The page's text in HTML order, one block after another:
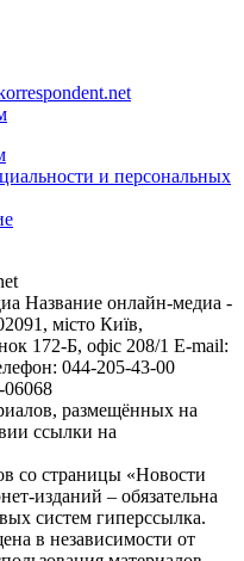
и персональных
Название онлайн-медиа -
місто Київ,
172-Б, офіс 208/1 E-mail:
044-205-43-00
размещённых на
ссылки на
со страницы «Новости
изданий – обязательна
систем гиперссылка.
в независимости от